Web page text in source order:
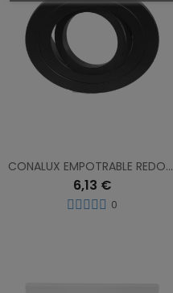
CONALUX EMPOTRABLE REDONDO NEGRO 4139/1-19
6,13 €
0